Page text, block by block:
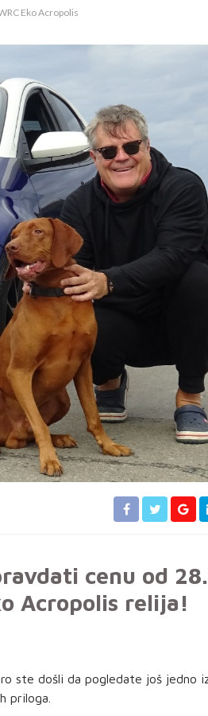
Eko Acropolis
cenu od
Acropolis relija!
ste došli da pogledate još jedno
priloga.